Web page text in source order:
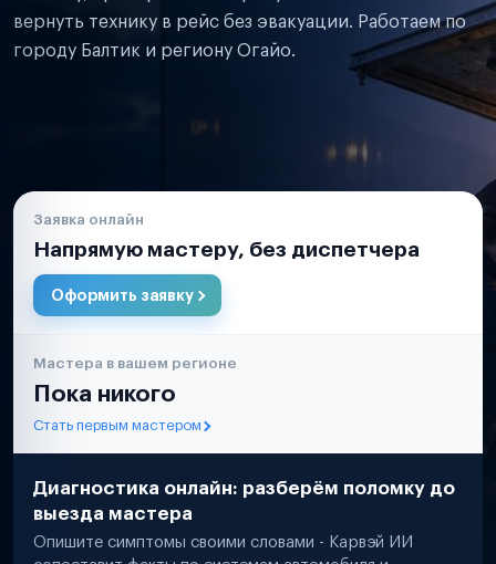
вернуть технику в рейс без эвакуации. Работаем по
городу Балтик и региону Огайо.
Заявка онлайн
Напрямую мастеру, без диспетчера
Оформить заявку
Мастера в вашем регионе
Пока никого
Стать первым мастером
Диагностика онлайн: разберём поломку до
выезда мастера
Опишите симптомы своими словами - Карвэй ИИ